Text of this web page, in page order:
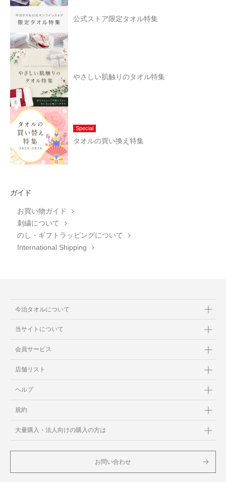
公式ストア限定タオル特集
やさしい肌触りのタオル特集
Special
タオルの買い換え特集
ガイド
お買い物ガイド
刺繍について
のし・ギフトラッピングについて
International Shipping
今治タオルについて
当サイトについて
会員サービス
店舗リスト
ヘルプ
規約
大量購入・法人向けの購入の方は
お問い合わせ